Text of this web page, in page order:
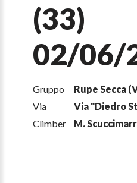
(33)
02/06/
Gruppo
Rupe Secca
Via
Via "Diedro
Climber
M.